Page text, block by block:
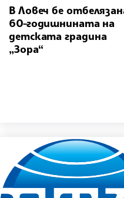
В Ловеч бе
60-годишнината на
детската градина
„Зора“